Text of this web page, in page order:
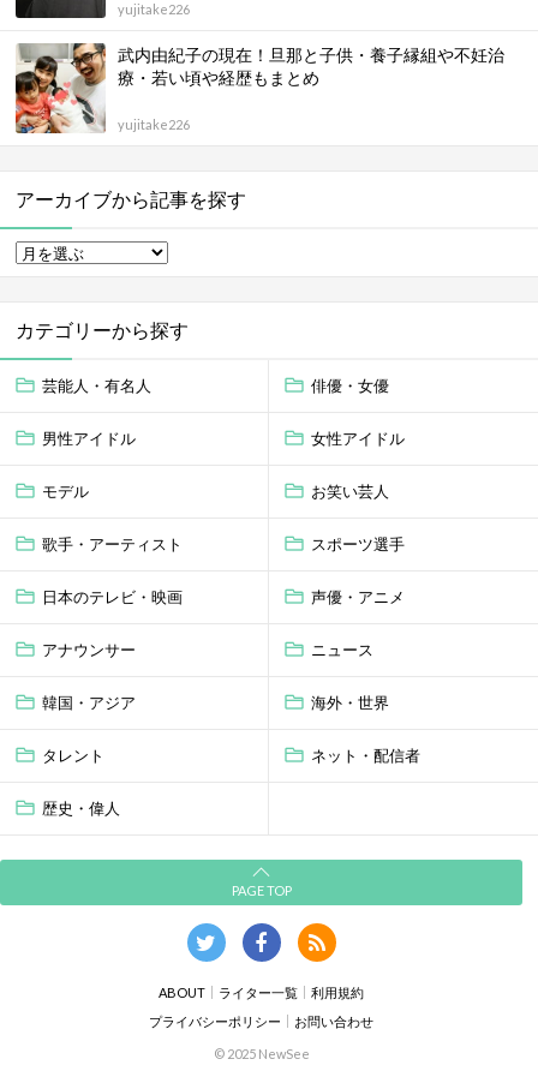
yujitake226
武内由紀子の現在！旦那と子供・養子縁組や不妊治
療・若い頃や経歴もまとめ
yujitake226
アーカイブから記事を探す
カテゴリーから探す
芸能人・有名人 俳優・女優
男性アイドル 女性アイドル
モデル お笑い芸人
歌手・アーティスト スポーツ選手
日本のテレビ・映画 声優・アニメ
アナウンサー ニュース
韓国・アジア 海外・世界
タレント ネット・配信者
歴史・偉人
PAGE TOP
ABOUT ライター一覧
利用規約
プライバシーポリシー
お問い合わせ
© 2025 NewSee